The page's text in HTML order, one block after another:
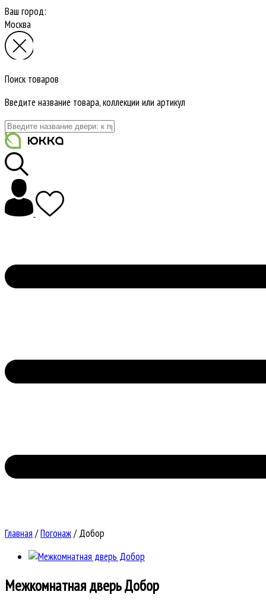
Ваш город:
Москва
Поиск товаров
Введите название товара, коллекции или артикул
Главная /Погонаж/Добор
Межкомнатная дверьДобор